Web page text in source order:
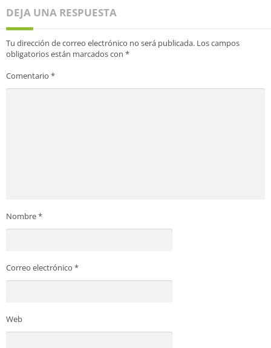
DEJA UNA RESPUESTA
Tu dirección de correo electrónico no será publicada. Los campos
obligatorios están marcados con *
Comentario *
Nombre*
Correo electrónico *
Web